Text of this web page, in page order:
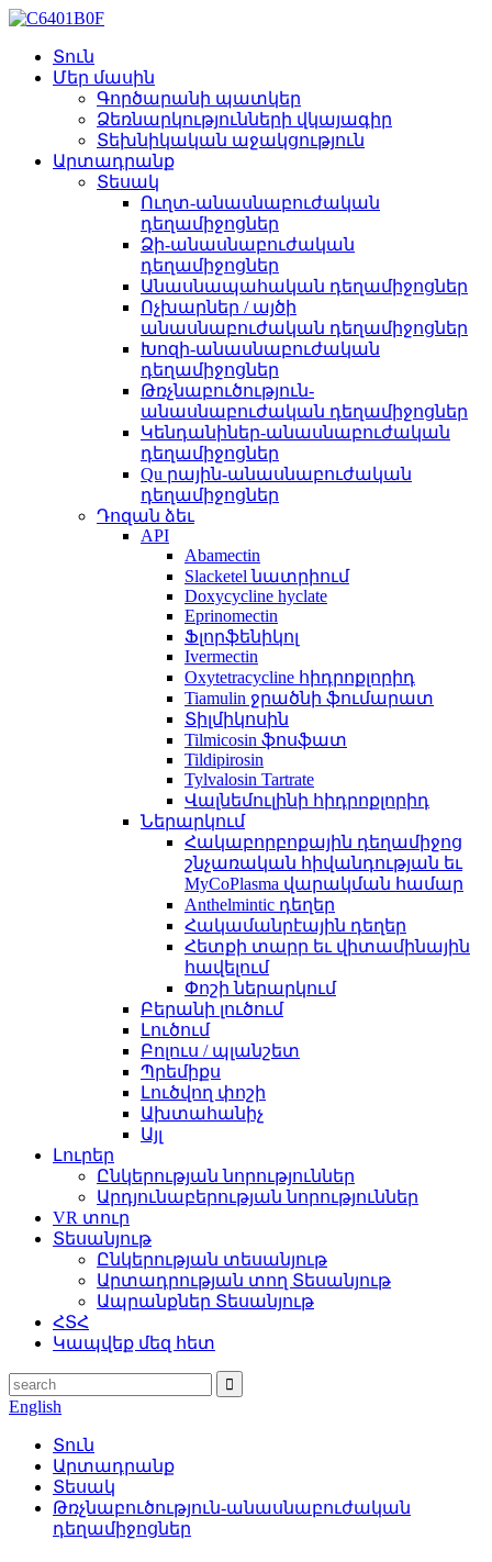
Տուն
Մեր մասին
Գործարանի պատկեր
Ձեռնարկությունների վկայագիր
Տեխնիկական աջակցություն
Արտադրանք
Տեսակ
Ուղտ-անասնաբուժական
դեղամիջոցներ
Ձի-անասնաբուժական
դեղամիջոցներ
Անասնապահական դեղամիջոցներ
Ոչխարներ / այծի
անասնաբուժական դեղամիջոցներ
Խոզի-անասնաբուժական
դեղամիջոցներ
Թռչնաբուծություն-
անասնաբուժական դեղամիջոցներ
Կենդանիներ-անասնաբուժական
դեղամիջոցներ
Qu րային-անասնաբուժական
դեղամիջոցներ
Դոզան ձեւ
API
Abamectin
Slacketel նատրիում
Doxycycline hyclate
Eprinomectin
Ֆլորֆենիկոլ
Ivermectin
Oxytetracycline հիդրոքլորիդ
Tiamulin ջրածնի ֆումարատ
Տիլմիկոսին
Tilmicosin ֆոսֆատ
Tildipirosin
Tylvalosin Tartrate
Վալնեմուլինի հիդրոքլորիդ
Ներարկում
Հակաբորբոքային դեղամիջոց
շնչառական հիվանդության եւ
MyCoPlasma վարակման համար
Anthelmintic դեղեր
Հակամանրէային դեղեր
Հետքի տարր եւ վիտամինային
հավելում
Փոշի ներարկում
Բերանի լուծում
Լուծում
Բոլուս / պլանշետ
Պրեմիքս
Լուծվող փոշի
Ախտահանիչ
Այլ
Լուրեր
Ընկերության նորություններ
Արդյունաբերության նորություններ
VR տուր
Տեսանյութ
Ընկերության տեսանյութ
Արտադրության տող Տեսանյութ
Ապրանքներ Տեսանյութ
ՀՏՀ
Կապվեք մեզ հետ
English
Տուն
Արտադրանք
Տեսակ
Թռչնաբուծություն-անասնաբուժական
դեղամիջոցներ